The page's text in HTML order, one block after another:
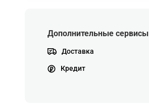
Дополнительные сервисы
Доставка
Кредит